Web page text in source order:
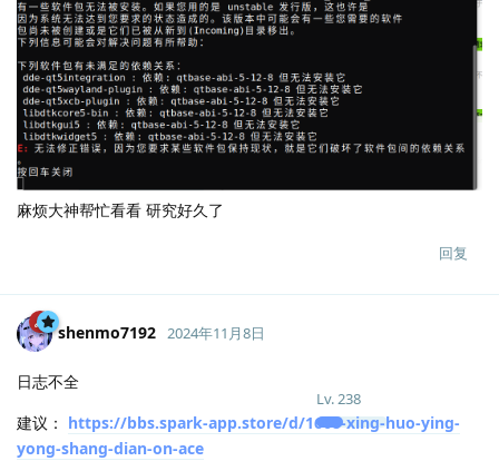
麻烦大神帮忙看看 研究好久了
回复
shenmo7192
Lv.238
2024年11月8日
日志不全
建议： https://bbs.spark-app.store/d/1668-xing-huo-ying-
yong-shang-dian-on-ace